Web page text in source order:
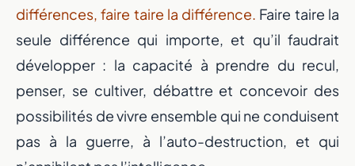
différences, faire taire la différence. Faire taire la
seule différence qui importe, et qu’il faudrait
développer : la capacité à prendre du recul,
penser, se cultiver, débattre et concevoir des
possibilités de vivre ensemble qui ne conduisent
pas à la guerre, à l’auto-destruction, et qui